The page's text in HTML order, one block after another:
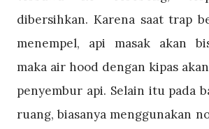
dibersihkan. Karena saat trap
menempel, api masak akan
maka air hood dengan kipas
penyembur api. Selain itu pada
ruang, biasanya menggunakan